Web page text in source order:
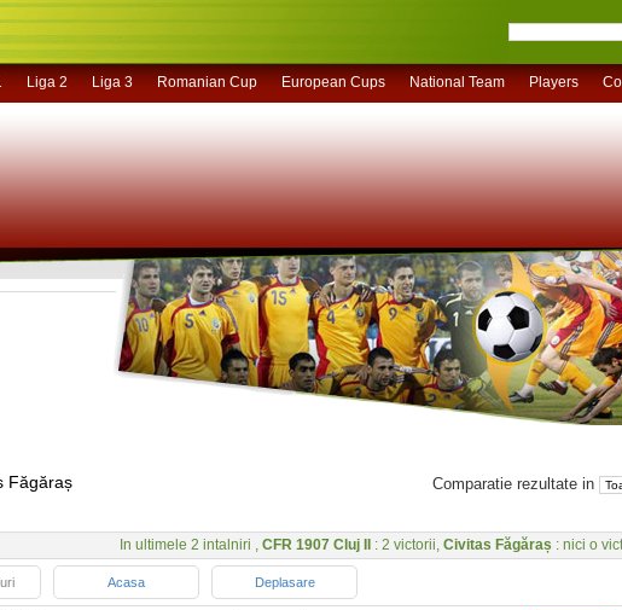
Liga 2 Liga 3 Romanian Cup European Cups National Team Players
Făgăraș Comparatie rezultate in
In ultimele 2 intalniri , CFR 1907 Cluj II : 2 victorii, Civitas Făgăraș : nici o
Acasa Deplasare